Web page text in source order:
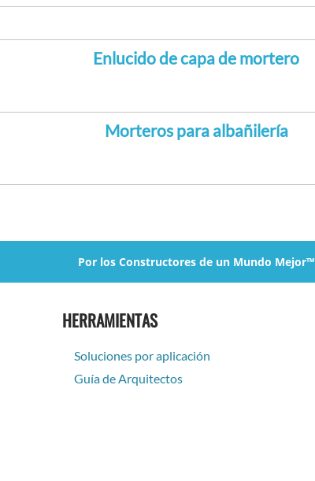
Enlucido de capa de mortero
Morteros para albañilería
Por los Constructores de un Mundo Mejor™
HERRAMIENTAS
Soluciones por aplicación
Guía de Arquitectos